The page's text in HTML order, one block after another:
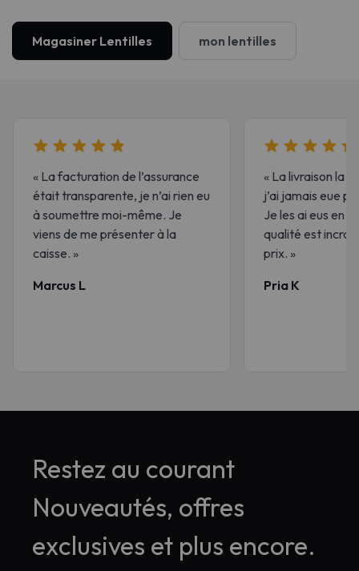
Magasiner Lentilles mon lentilles
« La facturation de l’assurance
était transparente, je n’ai rien eu
à soumettre moi-même. Je
viens de me présenter à la
caisse. »
Marcus L
« La livraison la
j’ai jamais eue
Je les ai eus en
qualité est
prix. »
Pria K
Restez au courant
Nouveautés, offres
exclusives et plus encore.